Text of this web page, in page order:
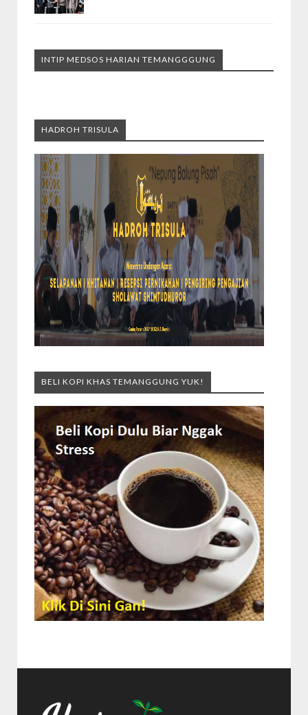
INTIP MEDSOS HARIAN TEMANGGGUNG
HADROH TRISULA
BELI KOPI KHAS TEMANGGUNG YUK!